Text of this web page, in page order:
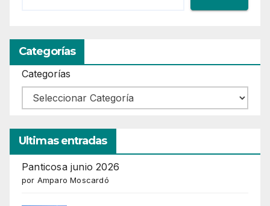
Categorías
Categorías
Ultimas entradas
Panticosa junio 2026
por Amparo Moscardó